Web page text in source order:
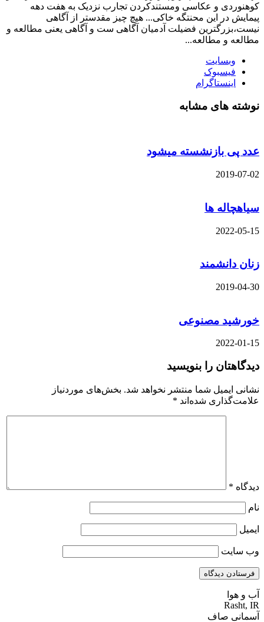
کوهنوردی و عکاسی ومستندکردن تجارب نزدیک به هفت دهه
پیمایش در این محنتگه خاکی... هیچ چیز مقدستر از آگاهی
نیست،بزرگترین فضیلت آدمیان آگاهی ست و آگاهی یعنی مطالعه و
مطالعه و مطالعه...
وبسایت
فیسبوک
اینستاگرام
نوشته های مشابه
عدد پی بازنشسته میشود
2019-07-02
سیاهچاله ها
2022-05-15
زنان دانشمند
2019-04-30
خورشید مصنوعی
2022-01-15
دیدگاهتان را بنویسید
نشانی ایمیل شما منتشر نخواهد شد. بخش‌های موردنیاز
علامت‌گذاری شده‌اند *
دیدگاه *
نام
ایمیل
وب‌ سایت
آب و هوا
Rasht, IR
آسمانی صاف